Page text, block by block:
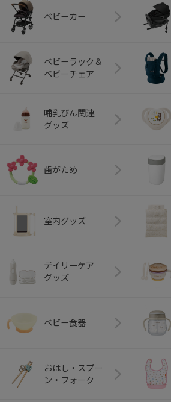
ベビーカー
ベビーラック＆
ベビーチェア
哺乳びん関連
グッズ
歯がため
室内グッズ
デイリーケア
グッズ
ベビー食器
おはし・スプー
ン・フォーク